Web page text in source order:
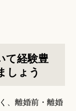
て経験豊
しょう
、離婚前・離婚